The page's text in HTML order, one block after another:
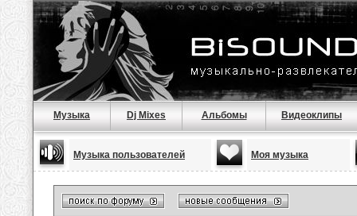
Музыка Dj Mixes Альбомы Видеоклипы
Музыка пользователей Моя музыка